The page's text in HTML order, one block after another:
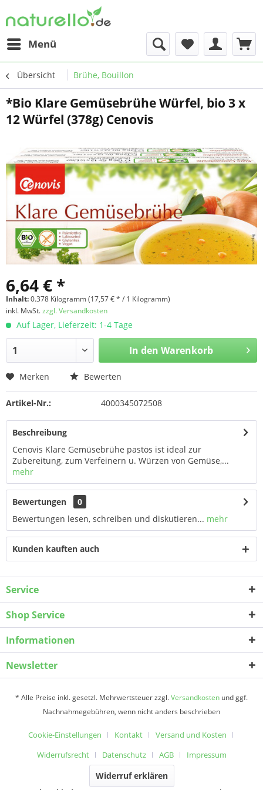
Menü
Übersicht Brühe, Bouillon
*Bio Klare Gemüsebrühe Würfel, bio 3 x
12 Würfel (378g) Cenovis
6,64 € *
Inhalt:0.378 Kilogramm (17,57 € * / 1 Kilogramm)
inkl. MwSt.zzgl. Versandkosten
Auf Lager, Lieferzeit: 1-4 Tage
In den Warenkorb
Merken Bewerten
Artikel-Nr.: 4000345072508
Beschreibung
Cenovis Klare Gemüsebrühe pastös ist ideal zur
Zubereitung, zum Verfeinern u. Würzen von Gemüse,...
mehr
Bewertungen
0
Bewertungen lesen, schreiben und diskutieren... mehr
Kunden kauften auch
Service
Shop Service
Informationen
Newsletter
* Alle Preise inkl. gesetzl. Mehrwertsteuer zzgl.Versandkosten und ggf.
Nachnahmegebühren, wenn nicht anders beschrieben
Cookie-Einstellungen Kontakt
Versand und Kosten
Widerrufsrecht
Datenschutz AGB Impressum
Widerruf erklären